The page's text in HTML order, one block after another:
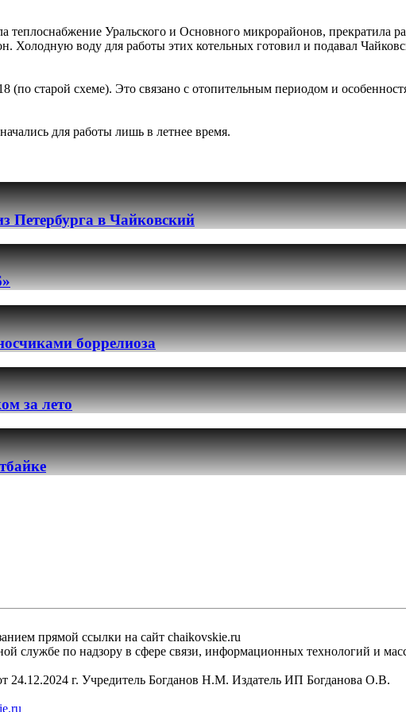
Уральского и Основного микрорайонов, прекратила
воду для работы этих котельных готовил и подавал
старой схеме). Это связано с отопительным периодом и
для работы лишь в летнее время.
Петербурга в Чайковский
боррелиоза
за лето
прямой ссылки на сайт chaikovskie.ru
службе по надзору в сфере связи, информационных технологий и
г. Учредитель Богданов Н.М. Издатель ИП Богданова О.В.